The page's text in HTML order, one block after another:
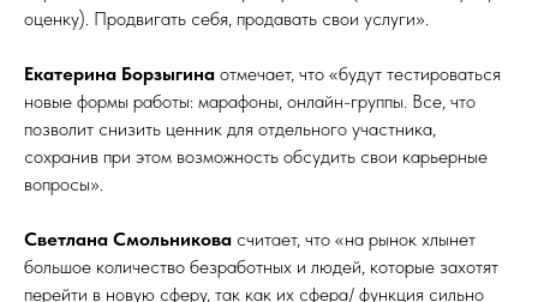
оценку). Продвигать себя, продавать свои услуги».
Екатерина Борзыгина отмечает, что «будут тестироваться
новые формы работы: марафоны, онлайн-группы. Все, что
позволит снизить ценник для отдельного участника,
сохранив при этом возможность обсудить свои карьерные
вопросы».
Светлана Смольникова считает, что «на рынок хлынет
большое количество безработных и людей, которые захотят
перейти в новую сферу, так как их сфера/ функция сильно